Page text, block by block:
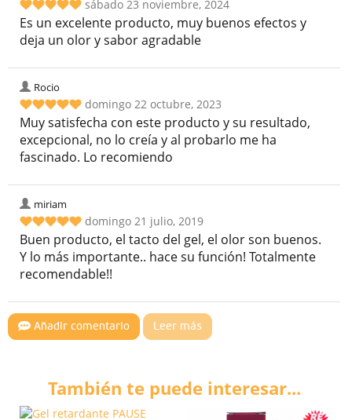
sábado 23 noviembre, 2024
Es un excelente producto, muy buenos efectos y
deja un olor y sabor agradable
Rocio
domingo 22 octubre, 2023
Muy satisfecha con este producto y su resultado,
excepcional, no lo creía y al probarlo me ha
fascinado. Lo recomiendo
miriam
domingo 21 julio, 2019
Buen producto, el tacto del gel, el olor son buenos.
Y lo más importante.. hace su función! Totalmente
recomendable!!
Añadir comentario Leer más
También te puede interesar...